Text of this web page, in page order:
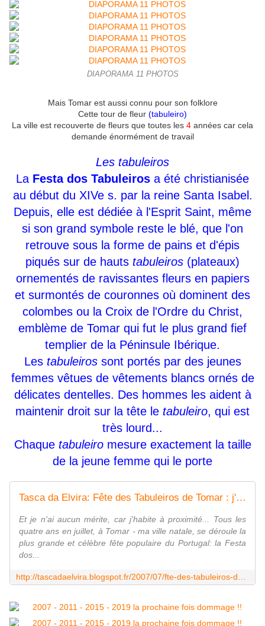
DIAPORAMA 11 PHOTOS
Mais Tomar est aussi connu pour son folklore
Cette tour de fleur (tabuleiro)
La ville est recouverte de fleurs que toutes les 4 années car cela
demande énormément de travail
Les tabuleiros
La Festa dos Tabuleiros a été christianisée
au début du XIVe s. par la reine Santa Isabel.
Depuis, elle est dédiée à l'Esprit Saint, même
si son grand symbole reste le blé, que l'on
retrouve sous la forme de pains et d'épis
piqués sur de hauts tabuleiros (plateaux)
ornementés de ravissantes fleurs en papiers
et surmontés de couronnes où dominent des
colombes ou la Croix de l'Ordre du Christ,
emblème de Tomar qui fut le plus grand fief
templier de la Péninsule Ibérique.
Les tabuleirossont portés par des jeunes
femmes vêtues de vêtements blancs ornés de
délicates dentelles. Des hommes les aident à
maintenir droit sur la tête le tabuleiro, qui est
très lourd...
Chaque tabuleiromesure exactement la taille
de la jeune femme qui le porte
Tasca da Elvira: Fête des Tabuleiros de Tomar : j'y étais !
Et je n'ai aucun mérite, car j'habite à proximité... Tous les
quatre ans en juillet, à Tomar - ma ville natale, se déroule la
plus grande et célèbre fête populaire du Portugal: la Festa
dos...